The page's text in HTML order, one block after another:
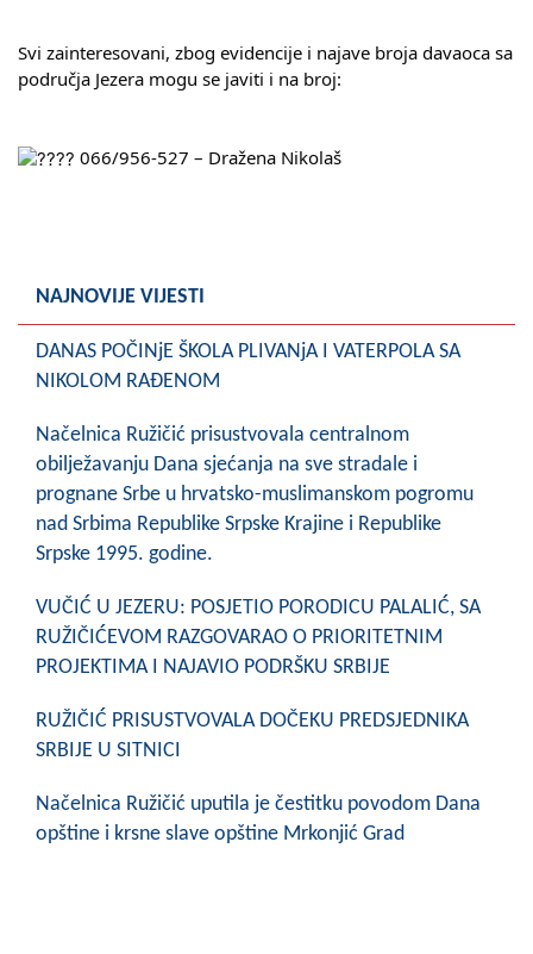
FINANSIJE
Poljoprivreda
CIVILNA ZAŠTITA
KONTAKT
Svi zainteresovani, zbog evidencije i najave broja davaoca sa
područja Jezera mogu se javiti i na broj:
066/956-527 – Dražena Nikolaš
NAJNOVIJE VIJESTI
DANAS POČINjE ŠKOLA PLIVANjA I VATERPOLA SA
NIKOLOM RAĐENOM
Načelnica Ružičić prisustvovala centralnom
obilježavanju Dana sjećanja na sve stradale i
prognane Srbe u hrvatsko-muslimanskom pogromu
nad Srbima Republike Srpske Krajine i Republike
Srpske 1995. godine.
VUČIĆ U JEZERU: POSJETIO PORODICU PALALIĆ, SA
RUŽIČIĆEVOM RAZGOVARAO O PRIORITETNIM
PROJEKTIMA I NAJAVIO PODRŠKU SRBIJE
RUŽIČIĆ PRISUSTVOVALA DOČEKU PREDSJEDNIKA
SRBIJE U SITNICI
Načelnica Ružičić uputila je čestitku povodom Dana
opštine i krsne slave opštine Mrkonjić Grad